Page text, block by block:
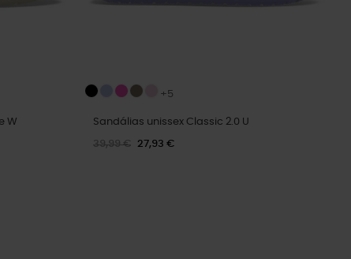
W
+5
Sandálias unissex Classic 2.0 U
39,99 € 27,93 €